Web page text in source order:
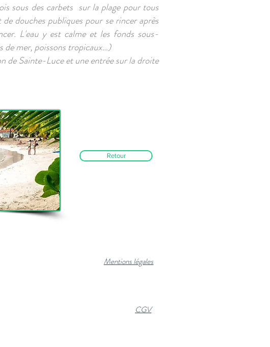
sous des carbets sur la plage pour tous
douches publiques pour se rincer après
L'eau y est calme et les fonds sous-
de mer, poissons tropicaux…)
de Sainte-Luce et une entrée sur la droite
Retour
Mentions légales
CGV